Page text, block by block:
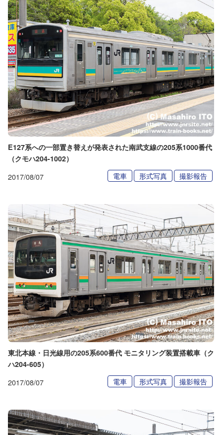
E127系への一部置き替えが発表された南武支線の205系1000番代
（クモハ204-1002）
2017/08/07 電車 形式写真 撮影報告
東北本線・日光線用の205系600番代 モニタリング装置搭載車（ク
ハ204-605）
2017/08/07 電車 形式写真 撮影報告